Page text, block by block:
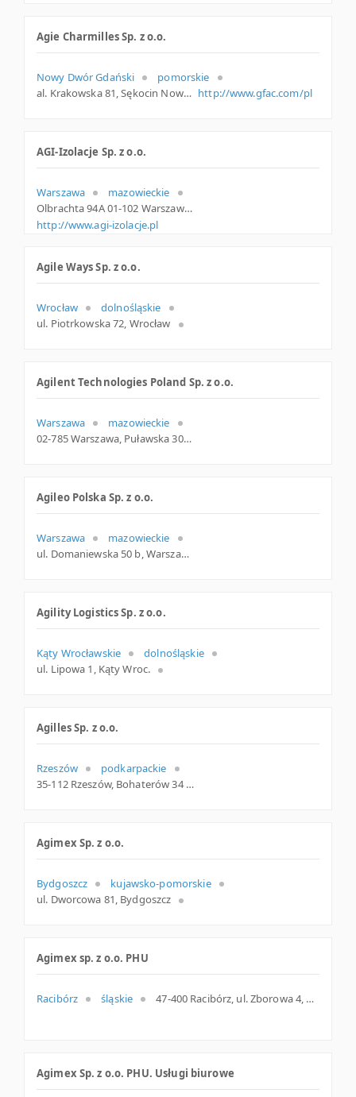
Agie Charmilles Sp. z o.o.
Nowy Dwór Gdański
pomorskie
al. Krakowska 81, Sękocin Nowy http://www.gfac.com/pl
AGI-Izolacje Sp. z o.o.
Warszawa
mazowieckie
Olbrachta 94A 01-102 Warszawa Polska
http://www.agi-izolacje.pl
Agile Ways Sp. z o.o.
Wrocław
dolnośląskie
ul. Piotrkowska 72, Wrocław
Agilent Technologies Poland Sp. z o.o.
Warszawa
mazowieckie
02-785 Warszawa, Puławska 303, woj. Mazowieckie, pow. Warszawa, gm. Warszawa
Agileo Polska Sp. z o.o.
Warszawa
mazowieckie
ul. Domaniewska 50 b, Warszawa
Agility Logistics Sp. z o.o.
Kąty Wrocławskie
dolnośląskie
ul. Lipowa 1, Kąty Wroc.
Agilles Sp. z o.o.
Rzeszów
podkarpackie
35-112 Rzeszów, Bohaterów 34 lok. 17, woj. Podkarpackie, pow. Rzeszów, gm. Rzeszów
Agimex Sp. z o.o.
Bydgoszcz
kujawsko-pomorskie
ul. Dworcowa 81, Bydgoszcz
Agimex sp. z o.o. PHU
Racibórz śląskie 47-400 Racibórz, ul. Zborowa 4, śląskie
Agimex Sp. z o.o. PHU. Usługi biurowe